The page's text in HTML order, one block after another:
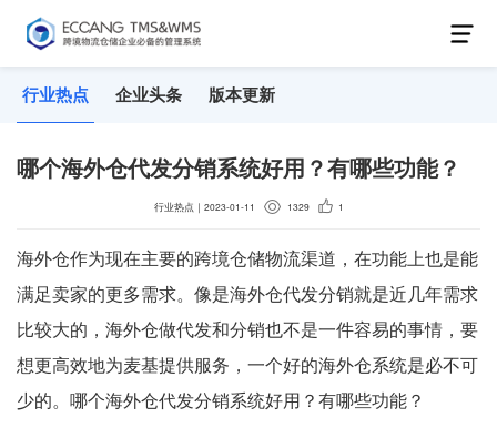
行业热点 企业头条 版本更新
哪个海外仓代发分销系统好用？有哪些功能？
行业热点 ｜ 2023-01-11 1329 1
海外仓作为现在主要的跨境仓储物流渠道，在功能上也是能
满足卖家的更多需求。像是海外仓代发分销就是近几年需求
比较大的，海外仓做代发和分销也不是一件容易的事情，要
想更高效地为麦基提供服务，一个好的海外仓系统是必不可
少的。哪个海外仓代发分销系统好用？有哪些功能？